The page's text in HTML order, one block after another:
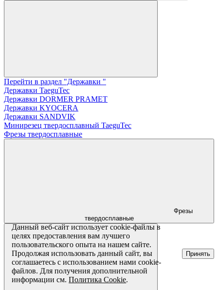
Перейти в раздел "Державки "
Державки TaeguTec
Державки DORMER PRAMET
Державки KYOCERA
Державки SANDVIK
Минирезец твердосплавный TaeguTec
Фрезы твердосплавные
Фрезы
твердосплавные
Данный веб-сайт использует cookie-файлы в
целях предоставления вам лучшего
пользовательского опыта на нашем сайте.
Продолжая использовать данный сайт, вы
соглашаетесь с использованием нами cookie-
файлов. Для получения дополнительной
информации см.Политика Cookie.
Принять